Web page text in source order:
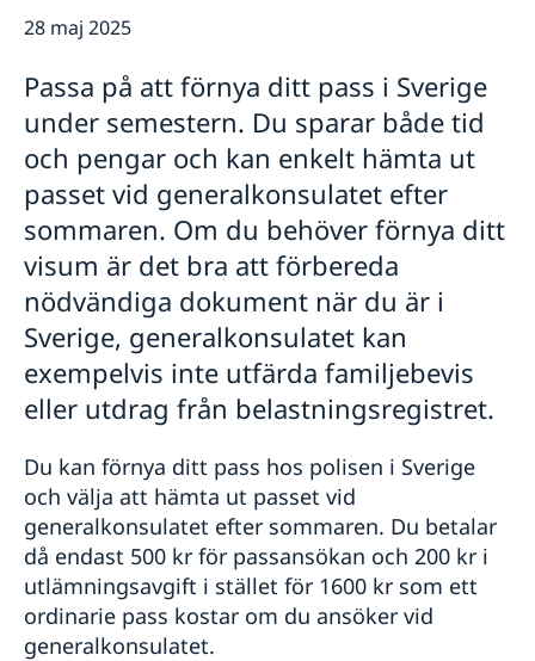
Intyg och apostille
Competent Swedish Authority to issue Apostille
Äktenskapscertifikat
Förnya svenskt körkort
Avgifter
Dataskyddspolicy (GDPR)
Så stöttar vi svenska företag
Vi är en resurs för svenska företag
Team Sweden
Så kan du få stöd
Svenska företag i Kina
Anmäl handelshinder
28 maj 2025
Passa på att förnya ditt pass i Sverige
under semestern. Du sparar både tid
och pengar och kan enkelt hämta ut
passet vid generalkonsulatet efter
sommaren. Om du behöver förnya ditt
visum är det bra att förbereda
nödvändiga dokument när du är i
Sverige, generalkonsulatet kan
exempelvis inte utfärda familjebevis
eller utdrag från belastningsregistret.
Du kan förnya ditt pass hos polisen i Sverige
och välja att hämta ut passet vid
generalkonsulatet efter sommaren. Du betalar
då endast 500 kr för passansökan och 200 kr i
utlämningsavgift i stället för 1600 kr som ett
ordinarie pass kostar om du ansöker vid
generalkonsulatet.